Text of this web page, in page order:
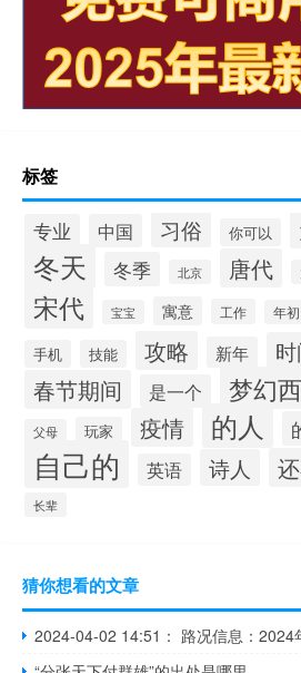
标签
专业 中国 习俗 你可以
冬天 冬季 北京 唐代
宋代 宝宝 寓意 工作 年初
手机 技能 攻略 新年
春节期间 是一个 梦幻
父母 玩家 疫情 的人
自己的 英语 诗人
长辈
猜你想看的文章